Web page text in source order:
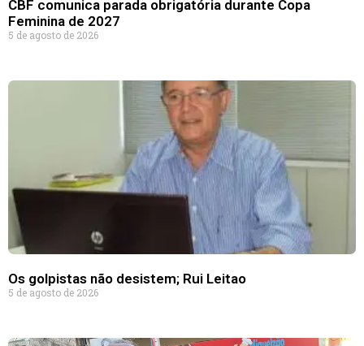
CBF comunica parada obrigatória durante Copa
Feminina de 2027
5 de agosto de 2026
Os golpistas não desistem; Rui Leitao
5 de agosto de 2026